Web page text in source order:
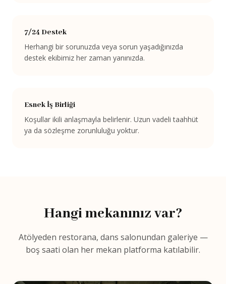
7/24 Destek
Herhangi bir sorunuzda veya sorun yaşadığınızda
destek ekibimiz her zaman yanınızda.
Esnek İş Birliği
Koşullar ikili anlaşmayla belirlenir. Uzun vadeli taahhüt
ya da sözleşme zorunluluğu yoktur.
Hangi mekanınız var?
Atölyeden restorana, dans salonundan galeriye —
boş saati olan her mekan platforma katılabilir.